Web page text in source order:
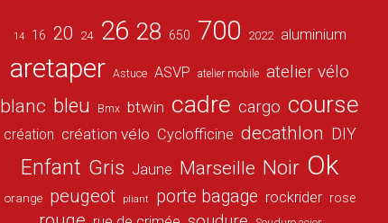
14 16 20 24 26 28 650 700 2022 aluminium
aretaper Astuce ASVP atelier mobile atelier vélo
blanc bleu Bmx btwin cadre cargo course
création création vélo Cyclofficine decathlon DIY
Enfant Gris Jaune Marseille Noir Ok
orange peugeot pliant porte bagage rockrider rose